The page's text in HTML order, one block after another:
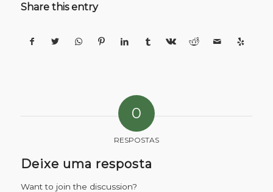
Share this entry
0
RESPOSTAS
Deixe uma resposta
Want to join the discussion?